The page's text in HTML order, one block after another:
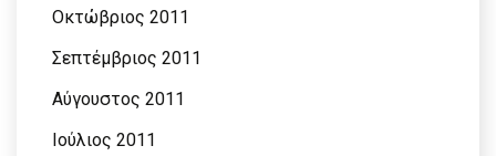
Οκτώβριος 2011
Σεπτέμβριος 2011
Αύγουστος 2011
Ιούλιος 2011